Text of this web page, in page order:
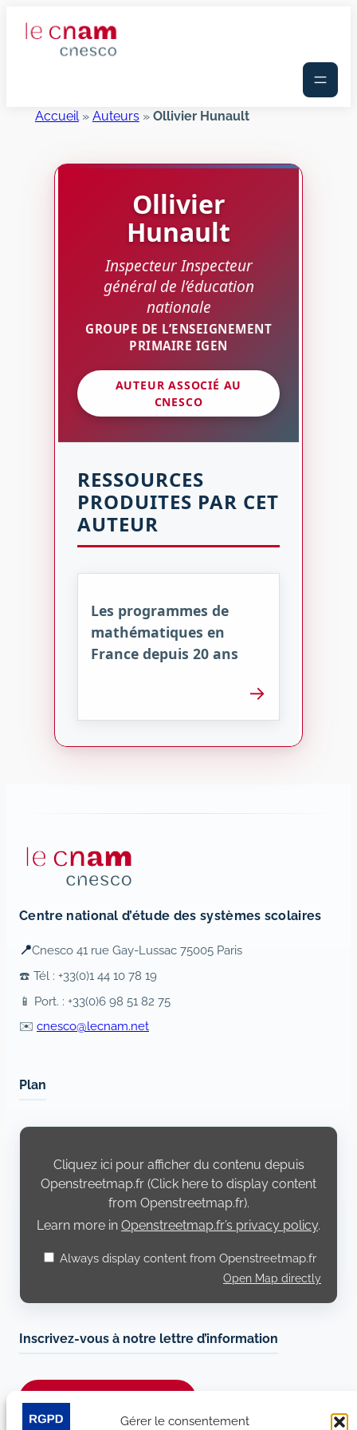
Gérer le consentement
Accueil» Auteurs» Ollivier Hunault
Ollivier
Hunault
Inspecteur Inspecteur
général de l’éducation
nationale
GROUPE DE L’ENSEIGNEMENT
PRIMAIRE IGEN
AUTEUR ASSOCIÉ AU
CNESCO
RESSOURCES
PRODUITES PAR CET
AUTEUR
Les programmes de
mathématiques en
France depuis 20 ans
→
Centre national d’étude des systèmes scolaires
📍Cnesco 41 rue Gay-Lussac 75005 Paris
☎️ Tél : +33(0)1 44 10 78 19
📱 Port. : +33(0)6 98 51 82 75
✉️ cnesco@lecnam.net
Plan
Display
Openstreetmap.fr
Cliquez ici pour afficher du contenu depuis
Openstreetmap.fr (Click here to display content
from Openstreetmap.fr).
Learn more in Openstreetmap.fr’s privacy policy.
Always display content from Openstreetmap.fr
Open Map directly
Inscrivez-vous à notre lettre d’information